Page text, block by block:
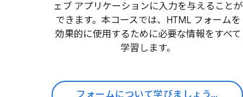
ェブ アプリケーションに入力を与えることが
できます。本コースでは、HTML フォームを
効果的に使用するために必要な情報をすべて
学習します。